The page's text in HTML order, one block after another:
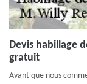
Devis habillage
gratuit
Avant que nous